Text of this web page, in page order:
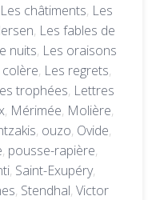
Les châtiments, Les
, Les fables de
nuits, Les oraisons
, Les regrets,
trophées, Lettres
, Mérimée, Molière,
, ouzo, Ovide,
, pousse-rapière,
, Saint-Exupéry,
, Stendhal, Victor